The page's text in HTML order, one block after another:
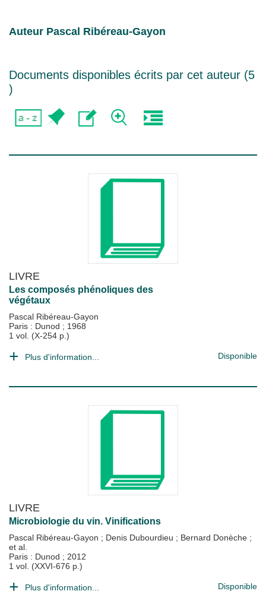
Auteur Pascal Ribéreau-Gayon
Documents disponibles écrits par cet auteur (5
)
LIVRE
Les composés phénoliques des
végétaux
Pascal Ribéreau-Gayon
Paris : Dunod ; 1968
1 vol. (X-254 p.)
Plus d'information... Disponible
LIVRE
Microbiologie du vin. Vinifications
Pascal Ribéreau-Gayon ; Denis Dubourdieu ; Bernard Donèche ;
et al.
Paris : Dunod ; 2012
1 vol. (XXVI-676 p.)
Plus d'information... Disponible